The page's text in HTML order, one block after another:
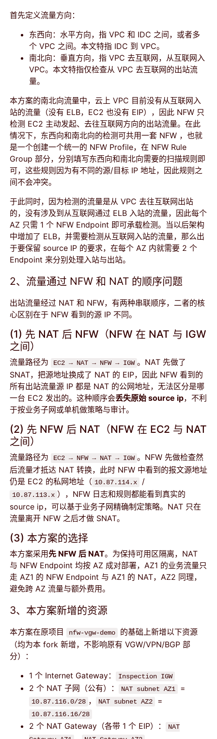
首先定义流量方向：
东西向：水平方向，指 VPC 和 IDC 之间，或者多
个 VPC 之间。本文特指 IDC 到 VPC。
南北向：垂直方向，指 VPC 去互联网，从互联网入
VPC。本文特指仅检查从 VPC 去互联网的出站流
量。
本方案的南北向流量中，云上 VPC 目前没有从互联网入
站的流量（没有 ELB，EC2 也没有 EIP），因此 NFW 只
检测 EC2 主动发起、去往互联网方向的出站流量。在此
情况下，东西向和南北向的检测可共用一套 NFW ，也就
是一个创建一个统一的 NFW Profile，在 NFW Rule
Group 部分，分别填写东西向和南北向需要的扫描规则即
可，这些规则因为有不同的源/目标 IP 地址，因此规则之
间不会冲突。
于此同时，因为检测的流量是从 VPC 去往互联网出站
的，没有涉及到从互联网通过 ELB 入站的流量，因此每个
AZ 只需 1 个 NFW Endpoint 即可承载检测。当以后架构
中增加了 ELB，并需要检测从互联网入站的流量，那么出
于要保留 source IP 的要求，在每个 AZ 内就需要 2 个
Endpoint 来分别处理入站与出站。
2、流量通过 NFW 和 NAT 的顺序问题
出站流量经过 NAT 和 NFW，有两种串联顺序，二者的核
心区别在于 NFW 看到的源 IP 不同。
(1) 先 NAT 后 NFW（NFW 在 NAT 与 IGW
之间）
流量路径为 EC2 → NAT → NFW → IGW 。NAT 先做了
SNAT，把源地址换成了 NAT 的 EIP，因此 NFW 看到的
所有出站流量源 IP 都是 NAT 的公网地址，无法区分是哪
一台 EC2 发出的。这种顺序会丢失原始 source ip，不利
于按业务子网或单机做策略与审计。
(2) 先 NFW 后 NAT（NFW 在 EC2 与 NAT
之间）
流量路径为 EC2 → NFW → NAT → IGW 。NFW 先做检查然
后流量才抵达 NAT 转换，此时 NFW 中看到的报文源地址
仍是 EC2 的私网地址（ 10.87.114.x /
10.87.113.x ），NFW 日志和规则都能看到真实的
source ip，可以基于业务子网精确制定策略。NAT 只在
流量离开 NFW 之后才做 SNAT。
(3) 本方案的选择
本方案采用 先 NFW 后 NAT。为保持可用区隔离，NAT
与 NFW Endpoint 均按 AZ 成对部署，AZ1 的业务流量只
走 AZ1 的 NFW Endpoint 与 AZ1 的 NAT，AZ2 同理，
避免跨 AZ 流量与额外费用。
3、本方案新增的资源
本方案在原项目 nfw-vgw-demo
的基础上新增以下资源
（均为本 fork 新增，不影响原有 VGW/VPN/BGP 部
分）：
1 个 Internet Gateway：
Inspection IGW
2 个 NAT 子网（公有）： NAT subnet AZ1 =
10.87.116.0/28 ， NAT subnet AZ2 =
10.87.116.16/28
2 个 NAT Gateway（各带 1 个 EIP）：
NAT